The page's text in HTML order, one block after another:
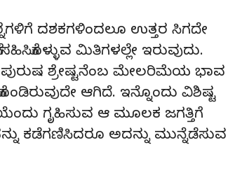
ದಶಕಗಳಿಂದಲೂ ಉತ್ತರ ಸಿಗದೇ
ಮಿತಿಗಳಲ್ಲೇ ಇರುವುದು.
ಶ್ರೇಷ್ಟನೆಂಬ ಮೇಲರಿಮೆಯ ಭಾವ
ಆಗಿದೆ. ಇನ್ನೊಂದು ವಿಶಿಷ್ಟ
ಗೃಹಿಸುವ ಆ ಮೂಲಕ ಜಗತ್ತಿಗೆ
ಕಡೆಗಣಿಸಿದರೂ ಅದನ್ನು ಮುನ್ನೆಡೆಸುವ